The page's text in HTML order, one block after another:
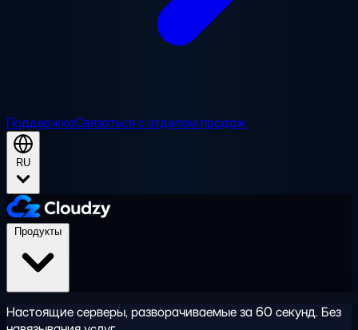
ПоддержкаСвязаться с отделом продаж
RU
Настоящие серверы, разворачиваемые за 60 секунд. Без